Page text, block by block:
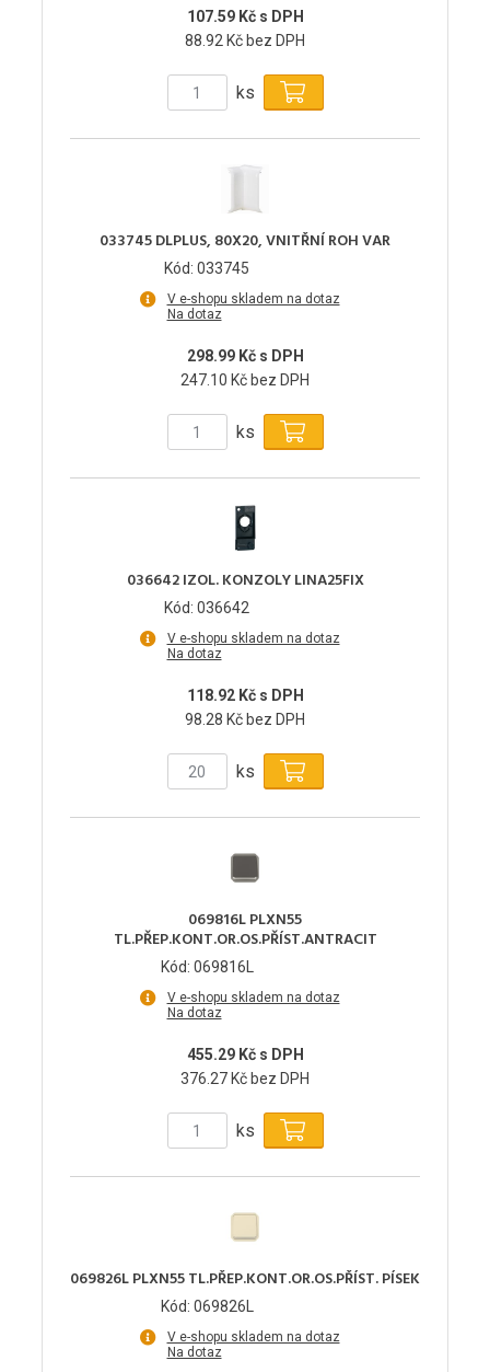
107.59 Kč s DPH
88.92 Kč bez DPH
ks
033745 DLPLUS, 80X20, VNITŘNÍ ROH VAR
Kód: 033745
V e-shopu skladem na dotaz
Na dotaz
298.99 Kč s DPH
247.10 Kč bez DPH
ks
036642 IZOL. KONZOLY LINA25FIX
Kód: 036642
V e-shopu skladem na dotaz
Na dotaz
118.92 Kč s DPH
98.28 Kč bez DPH
ks
069816L PLXN55
TL.PŘEP.KONT.OR.OS.PŘÍST.ANTRACIT
Kód: 069816L
V e-shopu skladem na dotaz
Na dotaz
455.29 Kč s DPH
376.27 Kč bez DPH
ks
069826L PLXN55 TL.PŘEP.KONT.OR.OS.PŘÍST. PÍSEK
Kód: 069826L
V e-shopu skladem na dotaz
Na dotaz